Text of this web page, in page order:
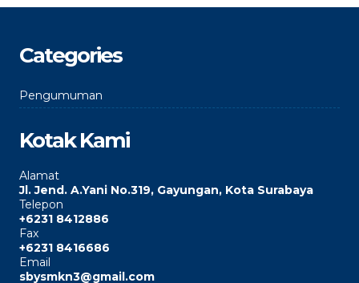
Categories
Pengumuman
Kotak Kami
Alamat
Jl. Jend. A.Yani No.319, Gayungan, Kota Surabaya
Telepon
+6231 8412886
Fax
+6231 8416686
Email
sbysmkn3@gmail.com